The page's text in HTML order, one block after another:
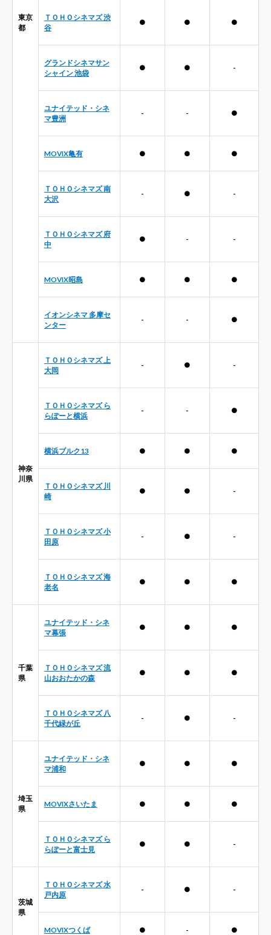
東京
都
ＴＯＨＯシネマズ 渋
谷
● ● ●
グランドシネマサン
シャイン 池袋
● ● -
ユナイテッド・シネ
マ豊洲
- - ●
MOVIX亀有 ● ● ●
ＴＯＨＯシネマズ 南
大沢
- ● -
ＴＯＨＯシネマズ 府
中
● - -
MOVIX昭島 ● ● ●
イオンシネマ 多摩セ
ンター
- - ●
神奈
川県
ＴＯＨＯシネマズ 上
大岡
- ● -
ＴＯＨＯシネマズ ら
らぽーと横浜
- - ●
横浜ブルク13 ● ● ●
ＴＯＨＯシネマズ 川
崎
● ● -
ＴＯＨＯシネマズ 小
田原
- ● -
ＴＯＨＯシネマズ 海
老名
● ● ●
千葉
県
ユナイテッド・シネ
マ幕張
● ● ●
ＴＯＨＯシネマズ 流
山おおたかの森
● ● ●
ＴＯＨＯシネマズ 八
千代緑が丘
- ● -
埼玉
県
ユナイテッド・シネ
マ浦和
● ● ●
MOVIXさいたま ● ● ●
ＴＯＨＯシネマズ ら
らぽーと富士見
● ● -
茨城
県
ＴＯＨＯシネマズ 水
戸内原
- ● -
MOVIXつくば ● - ●